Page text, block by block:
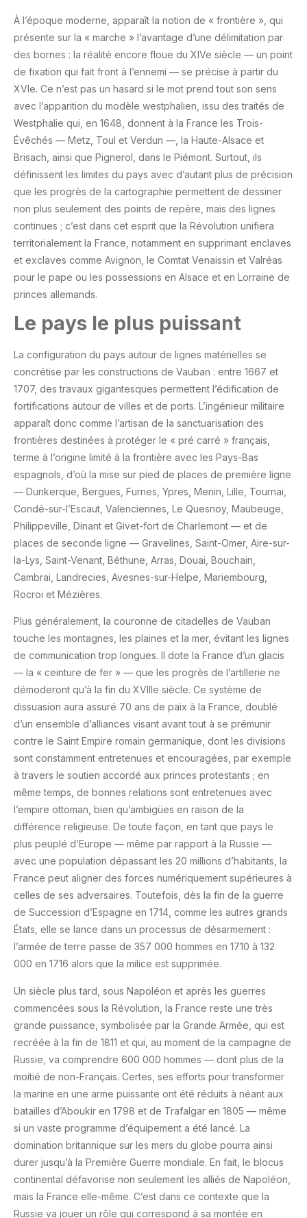
À l’époque moderne, apparaît la notion de « frontière », qui
présente sur la « marche » l’avantage d’une délimitation par
des bornes : la réalité encore floue du XIVe siècle — un point
de fixation qui fait front à l’ennemi — se précise à partir du
XVIe. Ce n’est pas un hasard si le mot prend tout son sens
avec l’apparition du modèle westphalien, issu des traités de
Westphalie qui, en 1648, donnent à la France les Trois-
Évêchés — Metz, Toul et Verdun —, la Haute-Alsace et
Brisach, ainsi que Pignerol, dans le Piémont. Surtout, ils
définissent les limites du pays avec d’autant plus de précision
que les progrès de la cartographie permettent de dessiner
non plus seulement des points de repère, mais des lignes
continues ; c’est dans cet esprit que la Révolution unifiera
territorialement la France, notamment en supprimant enclaves
et exclaves comme Avignon, le Comtat Venaissin et Valréas
pour le pape ou les possessions en Alsace et en Lorraine de
princes allemands.
Le pays le plus puissant
La configuration du pays autour de lignes matérielles se
concrétise par les constructions de Vauban : entre 1667 et
1707, des travaux gigantesques permettent l’édification de
fortifications autour de villes et de ports. L’ingénieur militaire
apparaît donc comme l’artisan de la sanctuarisation des
frontières destinées à protéger le « pré carré » français,
terme à l’origine limité à la frontière avec les Pays-Bas
espagnols, d’où la mise sur pied de places de première ligne
— Dunkerque, Bergues, Furnes, Ypres, Menin, Lille, Tournai,
Condé-sur-l’Escaut, Valenciennes, Le Quesnoy, Maubeuge,
Philippeville, Dinant et Givet-fort de Charlemont — et de
places de seconde ligne — Gravelines, Saint-Omer, Aire-sur-
la-Lys, Saint-Venant, Béthune, Arras, Douai, Bouchain,
Cambrai, Landrecies, Avesnes-sur-Helpe, Mariembourg,
Rocroi et Mézières.
Plus généralement, la couronne de citadelles de Vauban
touche les montagnes, les plaines et la mer, évitant les lignes
de communication trop longues. Il dote la France d’un glacis
— la « ceinture de fer » — que les progrès de l’artillerie ne
démoderont qu’à la fin du XVIIIe siècle. Ce système de
dissuasion aura assuré 70 ans de paix à la France, doublé
d’un ensemble d’alliances visant avant tout à se prémunir
contre le Saint Empire romain germanique, dont les divisions
sont constamment entretenues et encouragées, par exemple
à travers le soutien accordé aux princes protestants ; en
même temps, de bonnes relations sont entretenues avec
l’empire ottoman, bien qu’ambigües en raison de la
différence religieuse. De toute façon, en tant que pays le
plus peuplé d’Europe — même par rapport à la Russie —
avec une population dépassant les 20 millions d’habitants, la
France peut aligner des forces numériquement supérieures à
celles de ses adversaires. Toutefois, dès la fin de la guerre
de Succession d’Espagne en 1714, comme les autres grands
États, elle se lance dans un processus de désarmement :
l’armée de terre passe de 357 000 hommes en 1710 à 132
000 en 1716 alors que la milice est supprimée.
Un siècle plus tard, sous Napoléon et après les guerres
commencées sous la Révolution, la France reste une très
grande puissance, symbolisée par la Grande Armée, qui est
recréée à la fin de 1811 et qui, au moment de la campagne de
Russie, va comprendre 600 000 hommes — dont plus de la
moitié de non-Français. Certes, ses efforts pour transformer
la marine en une arme puissante ont été réduits à néant aux
batailles d’Aboukir en 1798 et de Trafalgar en 1805 — même
si un vaste programme d’équipement a été lancé. La
domination britannique sur les mers du globe pourra ainsi
durer jusqu’à la Première Guerre mondiale. En fait, le blocus
continental défavorise non seulement les alliés de Napoléon,
mais la France elle-même. C’est dans ce contexte que la
Russie va jouer un rôle qui correspond à sa montée en